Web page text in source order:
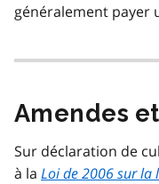
généralement payer
Amendes
Sur déclaration de
à la Loi de 2006 sur la